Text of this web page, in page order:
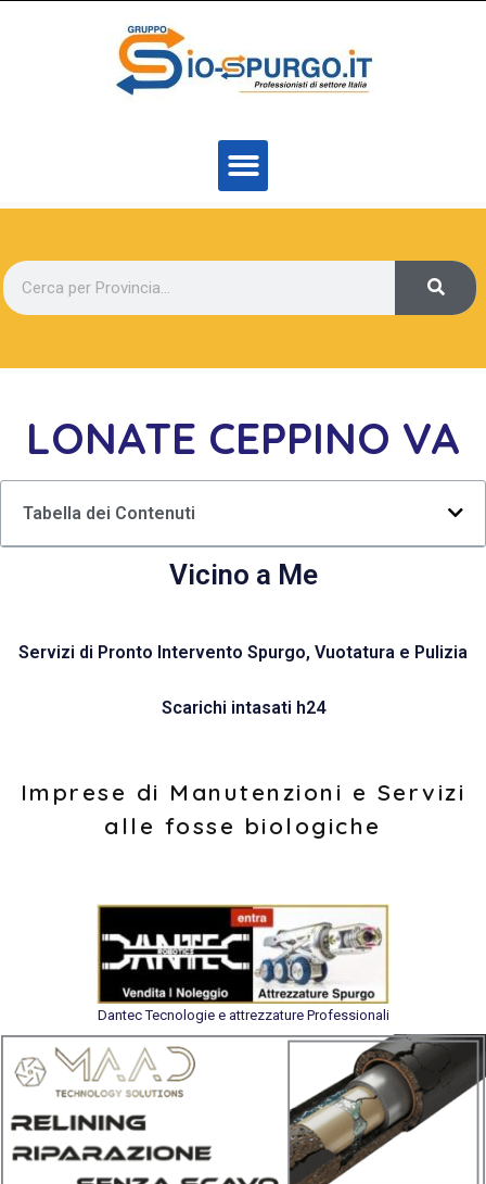
LONATE CEPPINO VA
Tabella dei Contenuti
Vicino a Me
Servizi di Pronto Intervento Spurgo, Vuotatura e Pulizia
Scarichi intasati h24
Imprese di Manutenzioni e Servizi
alle fosse biologiche
Dantec Tecnologie e attrezzature Professionali